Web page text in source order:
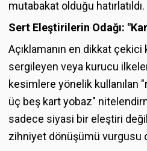
mutabakat olduğu hatırlatıldı.
Sert Eleştirilerin Odağı:
Açıklamanın en dikkat
sergileyen veya kurucu
kesimlere yönelik kullanılan
üç beş kart yobaz"
sadece siyasi bir eleştiri
zihniyet dönüşümü vurgusu